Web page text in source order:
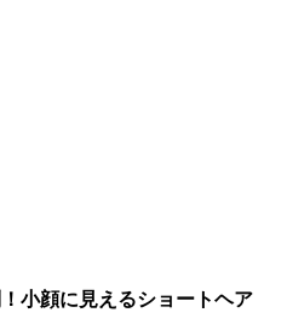
小顔に見えるショートヘア